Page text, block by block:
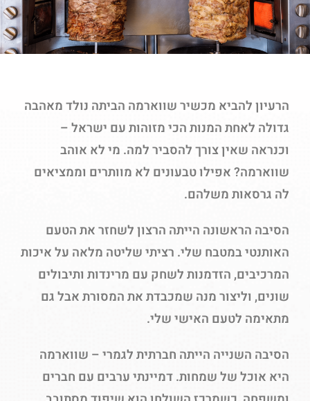
הרעיון להביא מכשיר שווארמה הביתה נולד מאהבה
גדולה לאחת המנות הכי מזוהות עם ישראל –
וכנראה שאין צורך להסביר למה. מי לא אוהב
שווארמה? אפילו טבעונים לא מוותרים וממציאים
לה גרסאות משלהם.
הסיבה הראשונה הייתה הרצון לשחזר את הטעם
האותנטי במטבח שלי. רציתי שליטה מלאה על איכות
המרכיבים, הזדמנות לשחק עם מרינדות ותיבולים
שונים, וליצור מנה שמכבדת את המסורת אבל גם
מתאימה לטעם האישי שלי.
הסיבה השנייה הייתה חברתית לגמרי – שווארמה
היא אוכל של שמחות. דמיינתי ערבים עם חברים